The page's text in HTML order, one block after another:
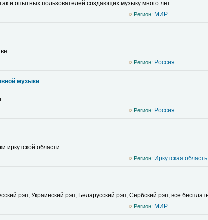
и опытных пользователей создающих музыку много лет.
Регион: MИР
Регион: Pоссия
музыки
Регион: Pоссия
иркутской области
Регион: Иркутская область
рэп, Украинский рэп, Беларусский рэп, Сербский рэп, все
Регион: MИР